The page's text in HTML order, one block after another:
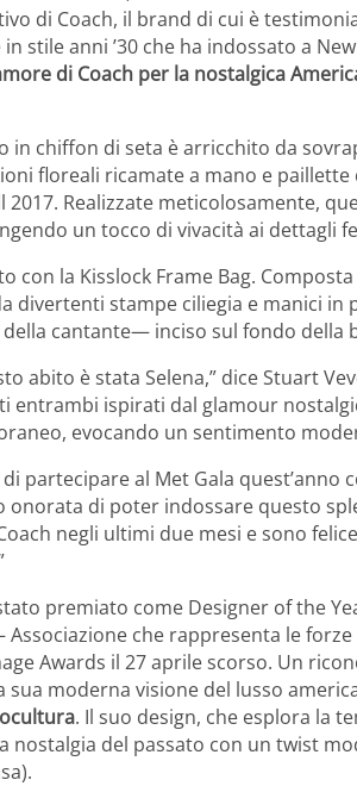
di Coach, il brand di cui è
in stile anni ’30 che ha indossato a
di Coach per la nostalgica
in chiffon di seta è arricchito da
floreali ricamate a mano e
2017. Realizzate meticolosamente,
un tocco di vivacità ai dettagli
con la Kisslock Frame Bag.
divertenti stampe ciliegia e manici in
cantante— inciso sul fondo della
abito è stata Selena,” dice Stuart
entrambi ispirati dal glamour
evocando un sentimento
partecipare al Met Gala quest’anno
onorata di poter indossare questo
negli ultimi due mesi e sono
premiato come Designer of the
Associazione che rappresenta le
Awards il 27 aprile scorso. Un
sua moderna visione del lusso
. Il suo design, che esplora la
nostalgia del passato con un twist